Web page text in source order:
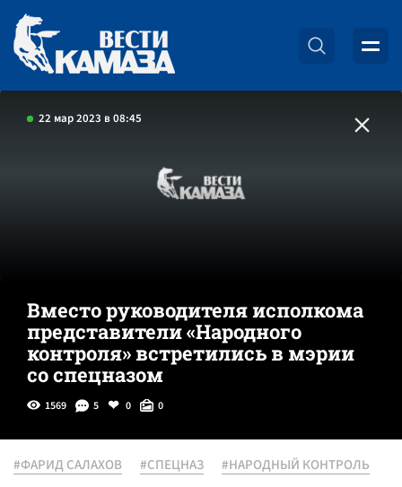
22 мар 2023 в 08:45
Вместо руководителя исполкома
представители «Народного
контроля» встретились в мэрии
со спецназом
1569 5 0 0
#ФАРИД САЛАХОВ #СПЕЦНАЗ #НАРОДНЫЙ КОНТРОЛЬ